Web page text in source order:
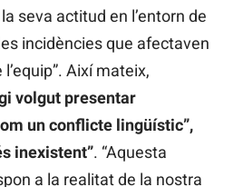
seva actitud en l’entorn de
incidències que afectaven
Així mateix,
volgut presentar
un conflicte lingüístic”,
inexistent”. “Aquesta
a la realitat de la nostra